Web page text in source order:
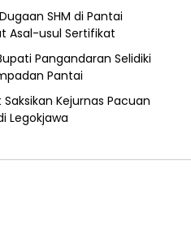
SHM di Pantai
Asal-usul Sertifikat
Pangandaran Selidiki
Pantai
Kejurnas Pacuan
Legokjawa